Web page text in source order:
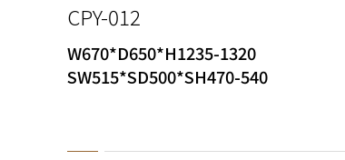
CPY-012
W670*D650*H1235-1320
SW515*SD500*SH470-540